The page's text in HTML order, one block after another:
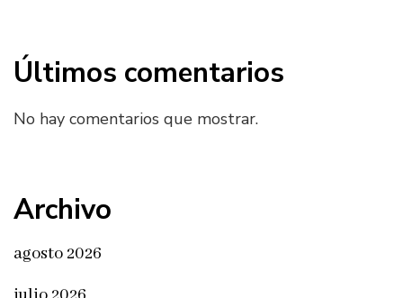
Últimos comentarios
No hay comentarios que mostrar.
Archivo
agosto 2026